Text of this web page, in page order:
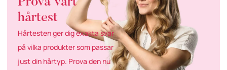
Prova vårt
hårtest
Hårtesten ger dig exakta svar
på vilka produkter som passar
just din hårtyp. Prova den nu